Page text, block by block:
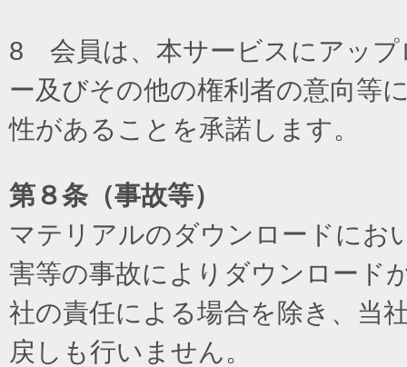
8 会員は、本サービスにアップ
ー及びその他の権利者の意向等
性があることを承諾します。
第８条（事故等）
マテリアルのダウンロードにお
害等の事故によりダウンロード
社の責任による場合を除き、当
戻しも行いません。